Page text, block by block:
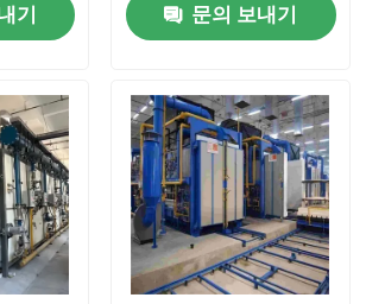
세요
기 문의 보내기